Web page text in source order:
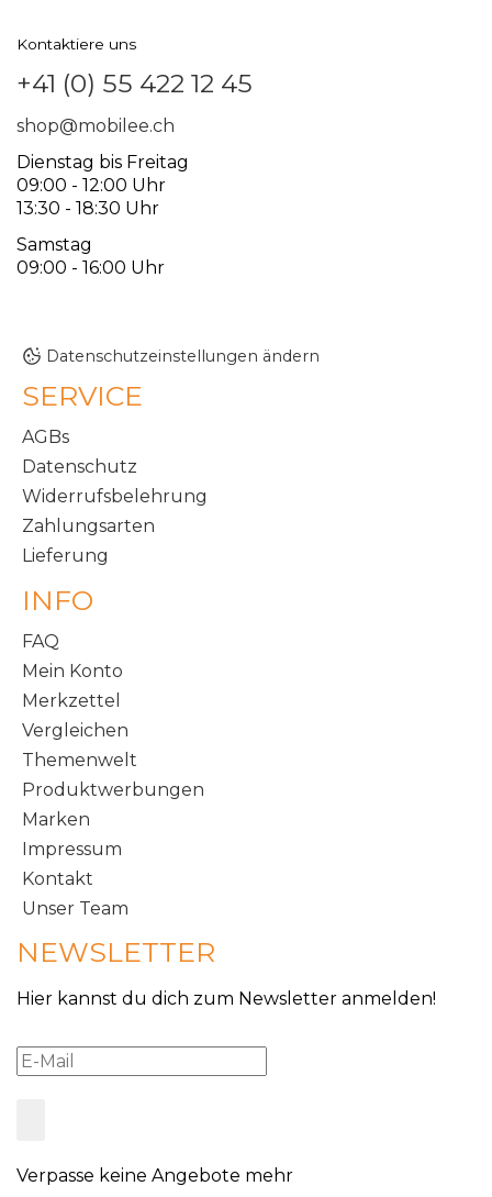
Kontaktiere uns
+41 (0) 55 422 12 45
shop@mobilee.ch
Dienstag bis Freitag
09:00 - 12:00 Uhr
13:30 - 18:30 Uhr
Samstag
09:00 - 16:00 Uhr
Datenschutzeinstellungen ändern
SERVICE
AGBs
Datenschutz
Widerrufsbelehrung
Zahlungsarten
Lieferung
INFO
FAQ
Mein Konto
Merkzettel
Vergleichen
Themenwelt
Produktwerbungen
Marken
Impressum
Kontakt
Unser Team
NEWSLETTER
Hier kannst du dich zum Newsletter anmelden!
Verpasse keine Angebote mehr